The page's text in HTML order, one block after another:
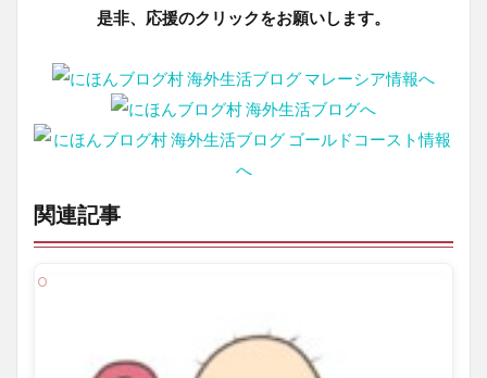
是非、応援のクリックをお願いします。
関連記事